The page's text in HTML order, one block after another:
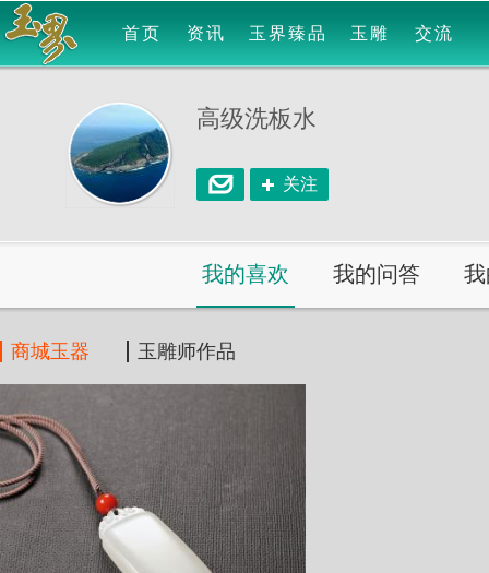
首页 资讯 玉界臻品 玉雕 交流
高级洗板水
关注
我的喜欢 我的问答
商城玉器 玉雕师作品